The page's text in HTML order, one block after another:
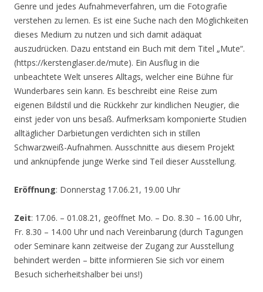
Genre und jedes Aufnahmeverfahren, um die Fotografie
verstehen zu lernen. Es ist eine Suche nach den Möglichkeiten
dieses Medium zu nutzen und sich damit adäquat
auszudrücken. Dazu entstand ein Buch mit dem Titel „Mute“.
(https://kerstenglaser.de/mute). Ein Ausflug in die
unbeachtete Welt unseres Alltags, welcher eine Bühne für
Wunderbares sein kann. Es beschreibt eine Reise zum
eigenen Bildstil und die Rückkehr zur kindlichen Neugier, die
einst jeder von uns besaß. Aufmerksam komponierte Studien
alltäglicher Darbietungen verdichten sich in stillen
Schwarzweiß-Aufnahmen. Ausschnitte aus diesem Projekt
und anknüpfende junge Werke sind Teil dieser Ausstellung.
Eröffnung: Donnerstag 17.06.21, 19.00 Uhr
Zeit: 17.06. – 01.08.21, geöffnet Mo. – Do. 8.30 – 16.00 Uhr,
Fr. 8.30 – 14.00 Uhr und nach Vereinbarung (durch Tagungen
oder Seminare kann zeitweise der Zugang zur Ausstellung
behindert werden – bitte informieren Sie sich vor einem
Besuch sicherheitshalber bei uns!)